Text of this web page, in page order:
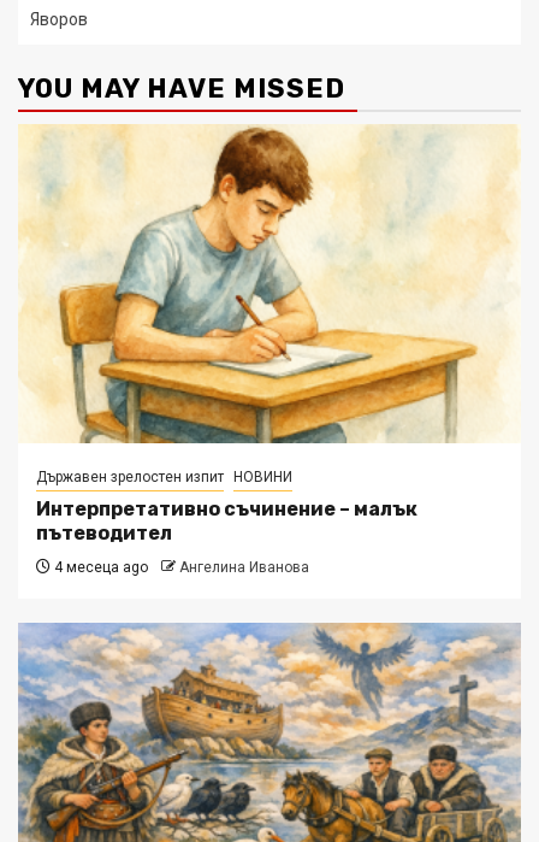
Яворов
YOU MAY HAVE MISSED
Държавен зрелостен изпит НОВИНИ
Интерпретативно съчинение – малък
пътеводител
4 месеца ago Ангелина Иванова